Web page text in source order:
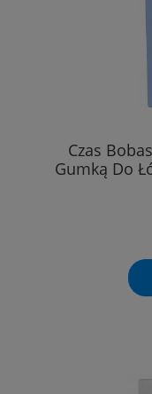
Czas
Gumką Do